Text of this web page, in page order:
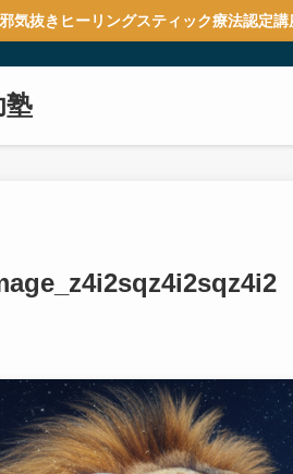
邪気抜きヒーリングスティック療法認定
塾